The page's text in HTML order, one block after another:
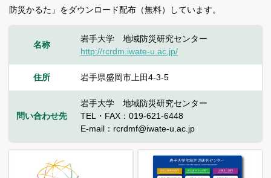
防災かるた」をダウンロード配布（無料）しています。
名称
岩手大学 地域防災研究センター
http://rcrdm.iwate-u.ac.jp/
住所 岩手県盛岡市上田4-3-5
問い合わせ先
岩手大学 地域防災研究センター
TEL・FAX：019-621-6448
E-mail：rcrdmf@iwate-u.ac.jp